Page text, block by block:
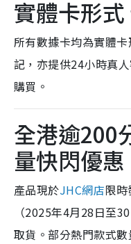
實體卡形
所有數據卡均為實體
記，亦提供24小時真
購買。
全港逾200
量快閃優惠
產品現於JHC網店限
（2025年4月28日至
取貨。部分熱門款式